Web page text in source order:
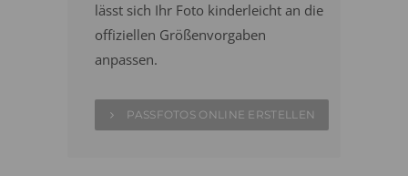
lässt sich Ihr Foto kinderleicht an die
offiziellen Größenvorgaben
anpassen.
PASSFOTOS ONLINE ERSTELLEN